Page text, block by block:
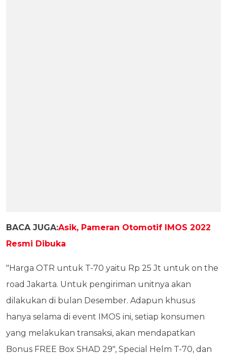
BACA JUGA:Asik, Pameran Otomotif IMOS 2022
Resmi Dibuka
"Harga OTR untuk T-70 yaitu Rp 25 Jt untuk on the
road Jakarta. Untuk pengiriman unitnya akan
dilakukan di bulan Desember. Adapun khusus
hanya selama di event IMOS ini, setiap konsumen
yang melakukan transaksi, akan mendapatkan
Bonus FREE Box SHAD 29", Special Helm T-70, dan